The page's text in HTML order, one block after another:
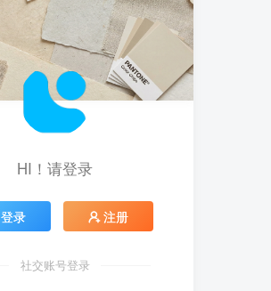
HI！请登录
登录 注册
社交账号登录